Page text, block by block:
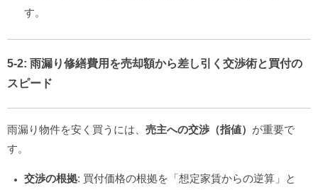
す。
5-2: 雨漏り修繕費用を売却額から差し引く交渉術と買付の
スピード
雨漏り物件を安く買うには、 売主への交渉（指値） が重要で
す。
交渉の根拠: 買付価格の根拠を「想定家賃からの逆算」と